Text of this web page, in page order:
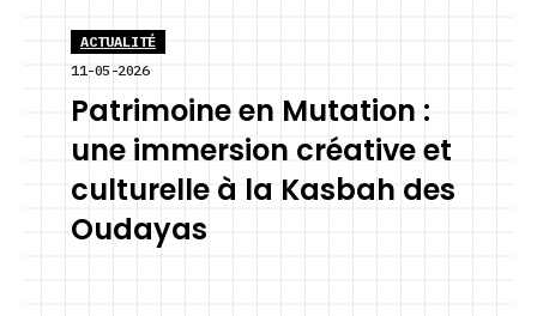
ACTUALITÉ
11-05-2026
Patrimoine en Mutation :
une immersion créative et
culturelle à la Kasbah des
Oudayas